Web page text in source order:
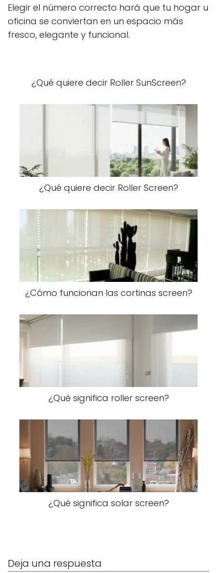
Elegir el número correcto hará que tu hogar u
oficina se conviertan en un espacio más
fresco, elegante y funcional.
¿Qué quiere decir Roller SunScreen?
¿Qué quiere decir Roller Screen?
¿Cómo funcionan las cortinas screen?
¿Qué significa roller screen?
¿Qué significa solar screen?
Deja una respuesta